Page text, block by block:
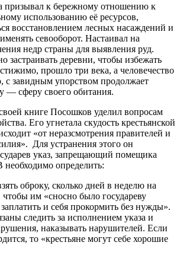
призывал к бережному отношению к
использованию её ресурсов,
восстановлением лесных насаждений и
севооборот. Настаивал на
недр страны для выявления руд.
застраивать деревни, чтобы избежать
прошло три века, а человечество
с завидным упорством продолжает
— сферу своего обитания.
книге Посошков уделил вопросам
Его угнетала скудость крестьянской
«от неразсмотрения правителей и
Для устранения этого он
указ, запрещающий помещика
необходимо определить:
оброку, сколько дней в неделю на
им «сносно было государеву
и себя прокормить без нужды».
следить за исполнением указа и
наказывать нарушителей. Если
то «крестьяне могут себе хорошие